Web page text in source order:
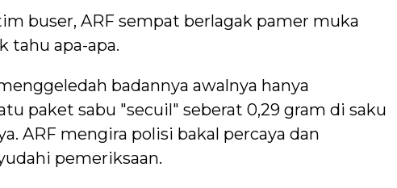
buser, ARF sempat berlagak pamer muka
tahu apa-apa.
badannya awalnya hanya
paket sabu "secuil" seberat 0,29 gram di saku
ARF mengira polisi bakal percaya dan
pemeriksaan.